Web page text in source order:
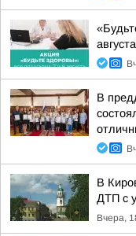
В
В
ДТП с
Вчера,